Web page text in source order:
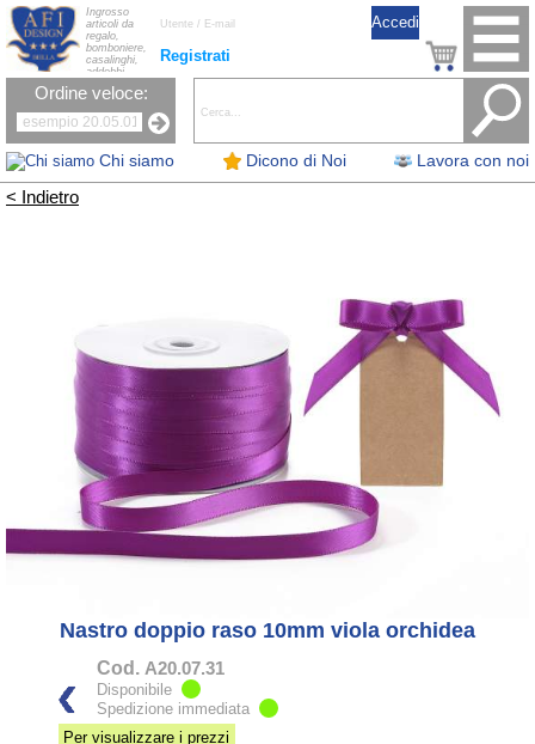
Chi siamo Dicono di Noi Lavora con noi
Registrati
Ingrosso
articoli da
regalo,
bomboniere,
casalinghi,
addobbi
natalizi, nastri,
oggettistica,
la tavola, fiori
artificiali e
candele.
Ordine veloce:
< Indietro
Nastro doppio raso 10mm viola orchidea
Cod. A20.07.31
Disponibile
Spedizione immediata
Per visualizzare i prezzi